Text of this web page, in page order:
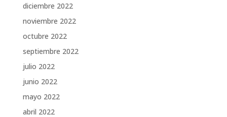
diciembre 2022
noviembre 2022
octubre 2022
septiembre 2022
julio 2022
junio 2022
mayo 2022
abril 2022